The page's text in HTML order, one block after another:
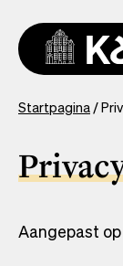
naar
inhoud
You
here
Startpagina
Aangepast